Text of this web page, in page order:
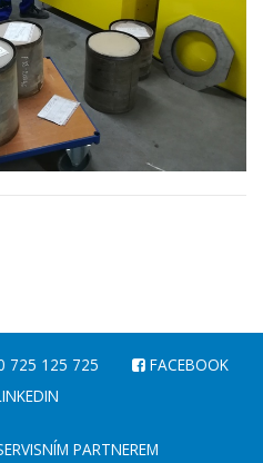
725 125 725
FACEBOOK
PARTNEREM